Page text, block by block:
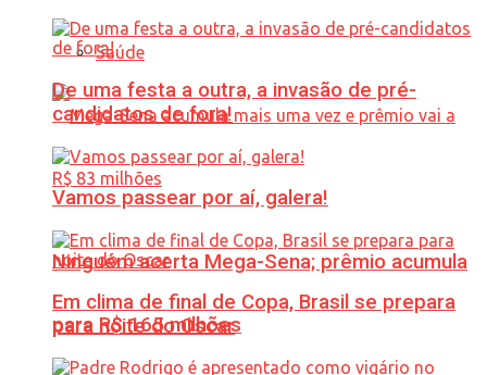
Saúde
Ninguém acerta Mega-Sena; prêmio acumula
para R$ 165 milhões
De uma festa a outra, a invasão de pré-
candidatos de fora!
Vamos passear por aí, galera!
Em clima de final de Copa, Brasil se prepara
para noite do Oscar